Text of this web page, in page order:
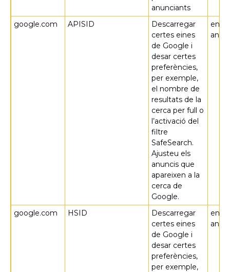
anunciants
google.com APISID
Descarregar
certes eines
de Google i
desar certes
preferències,
per exemple,
el nombre de
resultats de la
cerca per full o
l’activació del
filtre
SafeSearch.
Ajusteu els
anuncis que
apareixen a la
cerca de
Google.
en 2
anys
google.com HSID
Descarregar
certes eines
de Google i
desar certes
preferències,
per exemple,
en 2
anys